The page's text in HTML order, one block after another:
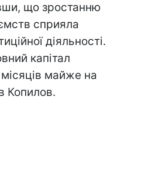
що зростанню
сприяла
діяльності.
капітал
майже на
Копилов.